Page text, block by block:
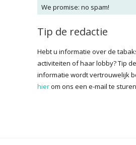
We promise: no spam!
Tip de redactie
Hebt u informatie over de
activiteiten of haar lobby? Tip
informatie wordt vertrouwelijk
hierom ons een e-mail te